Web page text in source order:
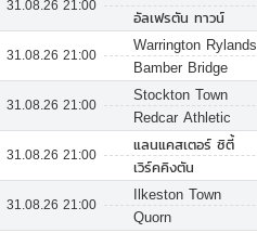
31.08.26 21:00
อัลเฟรตัน ทาวน์
31.08.26 21:00
Warrington Rylands
Bamber Bridge
31.08.26 21:00
Stockton Town
Redcar Athletic
31.08.26 21:00
แลนแคสเตอร์ ซิตี้
เวิร์คคิงตัน
31.08.26 21:00
Ilkeston Town
Quorn